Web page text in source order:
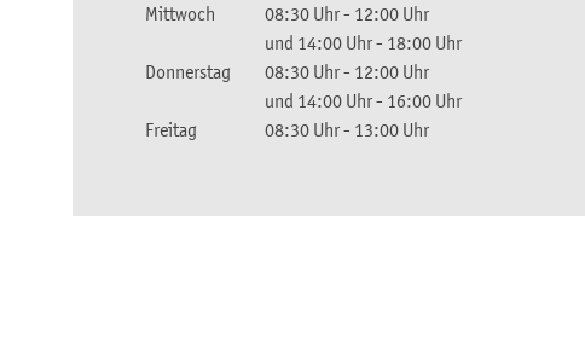
Mittwoch
08:30 Uhr- 12:00 Uhr
und 14:00 Uhr- 18:00 Uhr
Donnerstag
08:30 Uhr- 12:00 Uhr
und 14:00 Uhr- 16:00 Uhr
Freitag
08:30 Uhr- 13:00 Uhr